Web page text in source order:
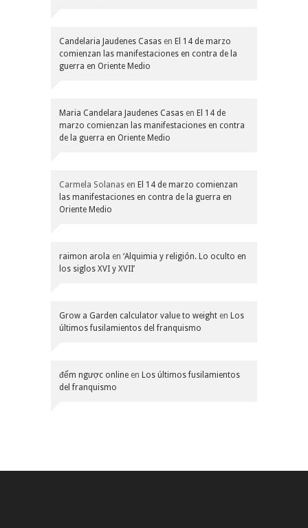
Candelaria Jaudenes Casas en El 14 de marzo
comienzan las manifestaciones en contra de la
guerra en Oriente Medio
Maria Candelara Jaudenes Casas en El 14 de
marzo comienzan las manifestaciones en contra
de la guerra en Oriente Medio
Carmela Solanas en El 14 de marzo comienzan
las manifestaciones en contra de la guerra en
Oriente Medio
raimon arola en ‘Alquimia y religión. Lo oculto en
los siglos XVI y XVII’
Grow a Garden calculator value to weight en Los
últimos fusilamientos del franquismo
đếm ngược online en Los últimos fusilamientos
del franquismo